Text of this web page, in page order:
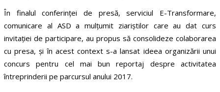
În finalul conferinței de presă, serviciul E-Transformare,
comunicare al ASD a mulțumit ziariștilor care au dat curs
invitației de participare, au propus să consolideze colaborarea
cu presa, și în acest context s-a lansat ideea organizării unui
concurs pentru cel mai bun reportaj despre activitatea
întreprinderii pe parcursul anului 2017.